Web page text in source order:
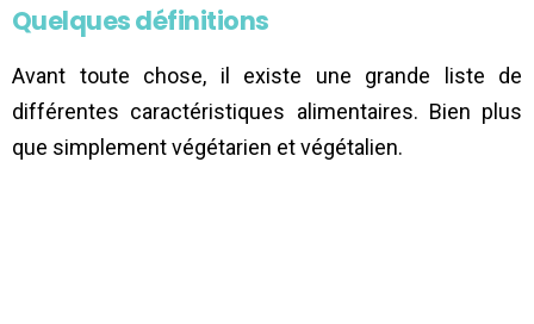
Quelques définitions
Avant toute chose, il existe une grande liste de
différentes caractéristiques alimentaires. Bien plus
que simplement végétarien et végétalien.